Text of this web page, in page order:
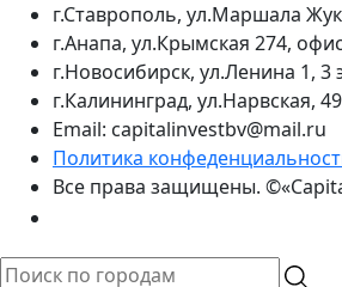
г.Ставрополь, ул.Маршала
г.Анапа, ул.Крымская 274,
г.Новосибирск, ул.Ленина 1, 3
г.Калининград, ул.Нарвская,
Email: capitalinvestbv@mail.ru
Политика
Все права защищены.